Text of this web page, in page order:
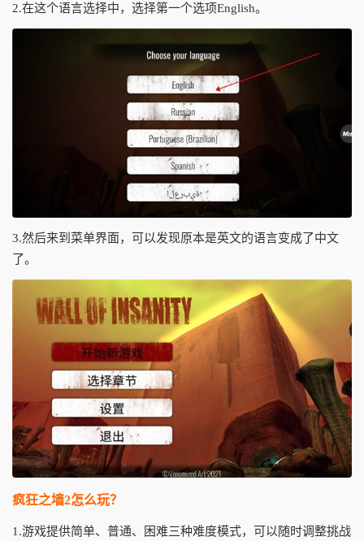
2.在这个语言选择中，选择第一个选项English。
3.然后来到菜单界面，可以发现原本是英文的语言变成了中文
了。
疯狂之墙2怎么玩？
1.游戏提供简单、普通、困难三种难度模式，可以随时调整挑战